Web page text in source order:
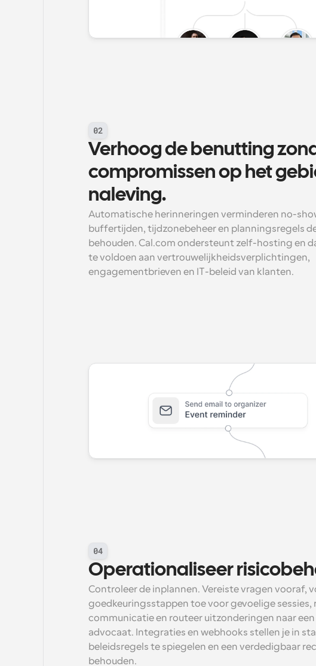
02
Verhoog de benutting
compromissen op het
naleving.
Automatische herinneringen verminderen no-
buffertijden, tijdzonebeheer en planningsregels
behouden. Cal.com ondersteunt zelf-hosting en
te voldoen aan vertrouwelijkheidsverplichtingen,
engagementbrieven en IT-beleid van klanten.
04
Operationaliseer
Controleer de inplannen. Vereiste vragen vooraf,
goedkeuringsstappen toe voor gevoelige sessies,
communicatie en routeer uitzonderingen naar
advocaat. Integraties en webhooks stellen je in
beleidsregels te spiegelen en een verdedigbaar
behouden.